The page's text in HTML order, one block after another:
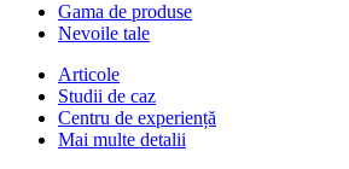
Gama de produse
Nevoile tale
Articole
Studii de caz
Centru de experiență
Mai multe detalii